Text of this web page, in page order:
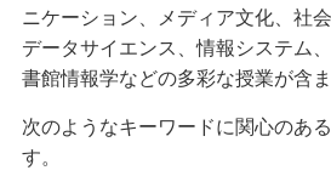
ニケーション、メディア文化、社
データサイエンス、情報システム
書館情報学などの多彩な授業が含ま
次のようなキーワードに関心のあ
す。